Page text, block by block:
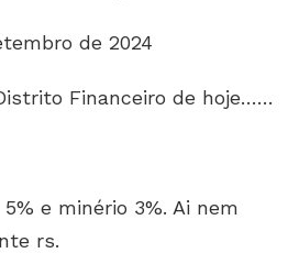
de 2024
Financeiro de hoje……
e minério 3%. Ai nem
rs.